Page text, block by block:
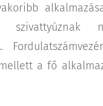
.
a fő